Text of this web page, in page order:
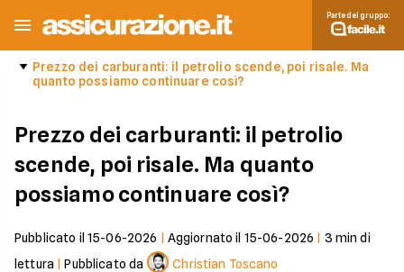
Parte del gruppo:
Prezzo dei carburanti: il petrolio scende, poi risale. Ma
quanto possiamo continuare così?
Prezzo dei carburanti: il petrolio
scende, poi risale. Ma quanto
possiamo continuare così?
Pubblicato il 15-06-2026 Aggiornato il 15-06-2026 3 min di
lettura |Pubblicato da Christian Toscano